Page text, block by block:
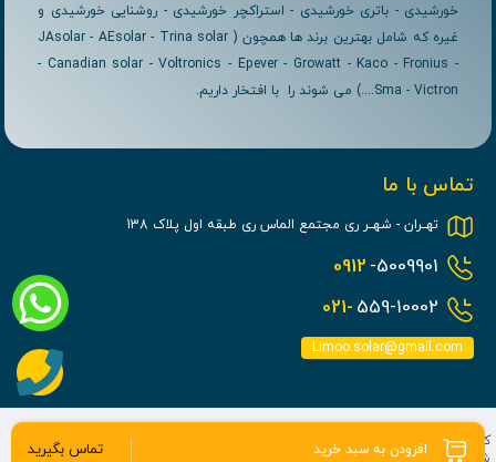
افزودن به سبد خرید تماس بگیرید
خورشیدی - باتری خورشیدی - استراکچر خورشیدی - روشنایی خورشیدی و
غیره که شامل بهترین برند ها همچون ( JAsolar - AEsolar - Trina solar
- Canadian solar - Voltronics - Epever - Growatt - Kaco - Fronius -
Sma - Victron....) می شوند را با افتخار داریم.
تماس با ما
تهــران - شهــر ری مجتمع الماس ری طبقه اول پلاک 138
0912 -5009901
021- 559-10002
Limoo.solar@gmail.com
کلیه حقوق مادی و معنوی برای این سایت محفوظ می باشد و هرگونه کپی برداری